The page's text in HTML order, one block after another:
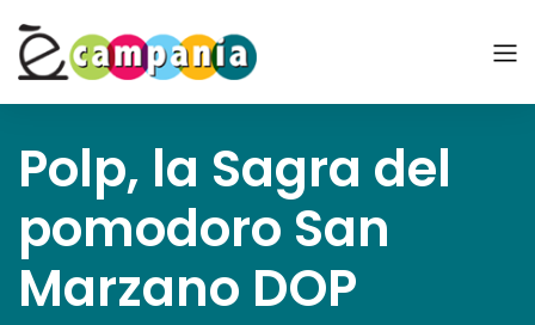
Polp, la Sagra del
pomodoro San
Marzano DOP